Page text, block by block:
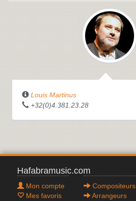
Louis Martinus
+32(0)4.381.23.28
Hafabramusic.com
Mon compte
Mes favoris
Compositeurs
Arrangeurs